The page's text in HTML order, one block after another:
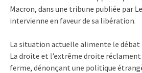
Macron, dans une tribune publiée par
intervienne en faveur de sa libération.
La situation actuelle alimente le débat
La droite et l’extrême droite
ferme, dénonçant une politique